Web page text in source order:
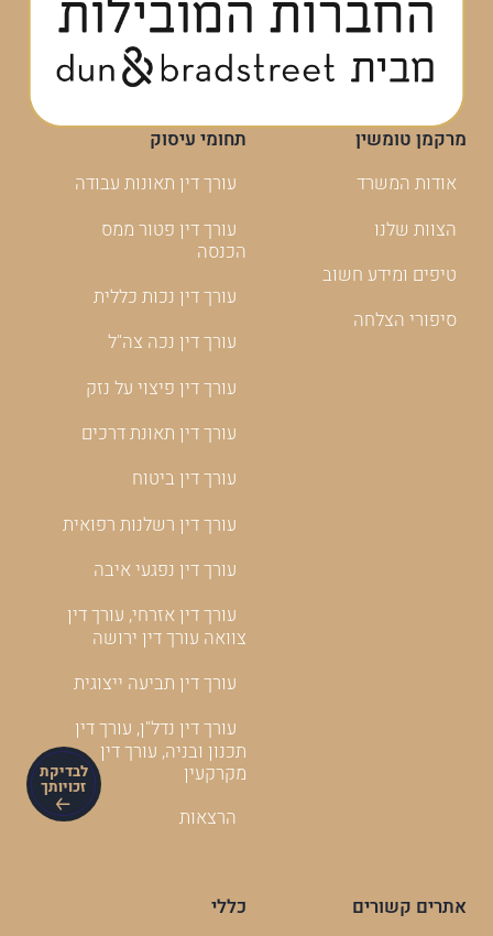
לבדיקת
זכויותך
מרקמן טומשין
אודות המשרד
הצוות שלנו
טיפים ומידע חשוב
סיפורי הצלחה
תחומי עיסוק
עורך דין תאונות עבודה
עורך דין פטור ממס
הכנסה
עורך דין נכות כללית
עורך דין נכה צה"ל
עורך דין פיצוי על נזק
עורך דין תאונת דרכים
עורך דין ביטוח
עורך דין רשלנות רפואית
עורך דין נפגעי איבה
עורך דין אזרחי, עורך דין
צוואה עורך דין ירושה
עורך דין תביעה ייצוגית
עורך דין נדל"ן, עורך דין
תכנון ובניה, עורך דין
מקרקעין
הרצאות
אתרים קשורים
כללי